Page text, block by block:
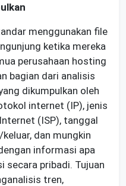
menggunakan file
ketika mereka
perusahaan hosting
bagian dari analisis
dikumpulkan oleh
internet (IP), jenis
(ISP), tanggal
dan mungkin
informasi apa
secara pribadi. Tujuan
tren,